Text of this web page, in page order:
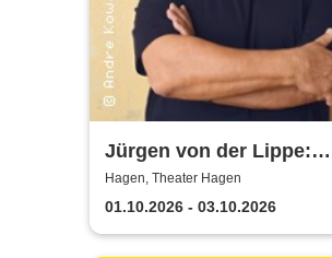
Jürgen von der Lippe:
Sextextsextett - Comedy-
Lesung
Hagen, Theater Hagen
01.10.2026 - 03.10.2026